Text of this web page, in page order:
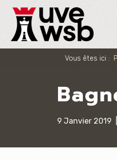
Vous êtes ici :
9 Janvier 2019